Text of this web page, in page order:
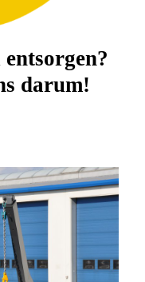
entsorgen?
darum!